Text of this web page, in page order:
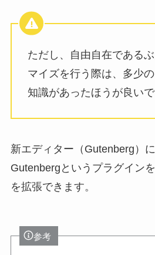
ただし、自由自在である
マイズを行う際は、多少
知識があったほうが良いで
新エディター（Gutenberg）
Gutenbergというプラグイン
を拡張できます。
参考